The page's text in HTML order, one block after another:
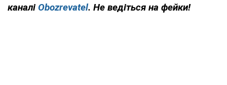
каналі Obozrevatel. Не ведіться на фейки!